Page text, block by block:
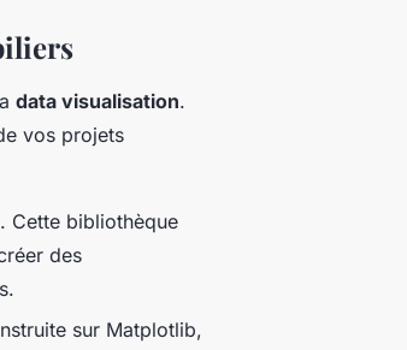
data visualisation.
vos projets
Cette bibliothèque
des
sur Matplotlib,